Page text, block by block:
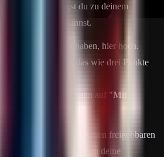
hast, gelangst du zu deinem
hochladen kannst.
zuvor gefunden haben, hier hoch.
auf das Symbol, das wie drei Punkte
aussieht.
"
" und dann auf "Mit
"
", um einen freigebbaren
der automatisch in deine